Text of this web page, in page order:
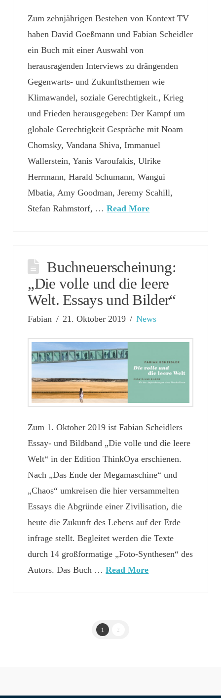
Zum zehnjährigen Bestehen von Kontext TV
haben David Goeßmann und Fabian Scheidler
ein Buch mit einer Auswahl von
herausragenden Interviews zu drängenden
Gegenwarts- und Zukunftsthemen wie
Klimawandel, soziale Gerechtigkeit., Krieg
und Frieden herausgegeben: Der Kampf um
globale Gerechtigkeit Gespräche mit Noam
Chomsky, Vandana Shiva, Immanuel
Wallerstein, Yanis Varoufakis, Ulrike
Herrmann, Harald Schumann, Wangui
Mbatia, Amy Goodman, Jeremy Scahill,
Stefan Rahmstorf, …Read More
Buchneuerscheinung:
„Die volle und die leere
Welt. Essays und Bilder“
Fabian 21. Oktober 2019 News
Zum 1. Oktober 2019 ist Fabian Scheidlers
Essay- und Bildband „Die volle und die leere
Welt“ in der Edition ThinkOya erschienen.
Nach „Das Ende der Megamaschine“ und
„Chaos“ umkreisen die hier versammelten
Essays die Abgründe einer Zivilisation, die
heute die Zukunft des Lebens auf der Erde
infrage stellt. Begleitet werden die Texte
durch 14 großformatige „Foto-Synthesen“ des
Autors. Das Buch …Read More
1